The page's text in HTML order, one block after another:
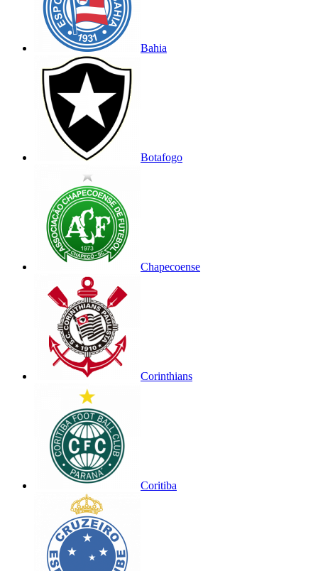
Bahia
Botafogo
Chapecoense
Corinthians
Coritiba